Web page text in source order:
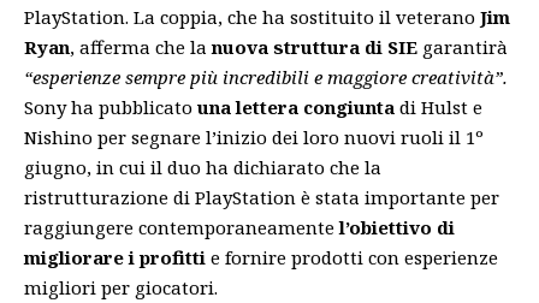
PlayStation. La coppia, che ha sostituito il veterano Jim
Ryan, afferma che lanuova struttura di SIE garantirà
“esperienze sempre più incredibili e maggiore creatività”.
Sony ha pubblicato una lettera congiunta di Hulst e
Nishino per segnare l’inizio dei loro nuovi ruoli il 1º
giugno, in cui il duo ha dichiarato che la
ristrutturazione di PlayStation è stata importante per
raggiungere contemporaneamentel’obiettivo di
migliorare i profitti e fornire prodotti con esperienze
migliori per giocatori.